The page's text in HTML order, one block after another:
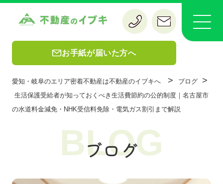
お手紙が届いた方へ
愛知・岐阜のエリア密着不動産は不動産のイブキへ > ブログ >
生活保護受給者が知っておくべき生活費節約の公的制度｜名古屋市
の水道料金減免・NHK受信料免除・電気ガス割引まで解説
ブログ
BLOG